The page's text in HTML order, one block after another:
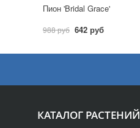
Пион 'Bridal Grace'
988 руб 642 руб
КАТАЛОГ РАСТЕНИЙ